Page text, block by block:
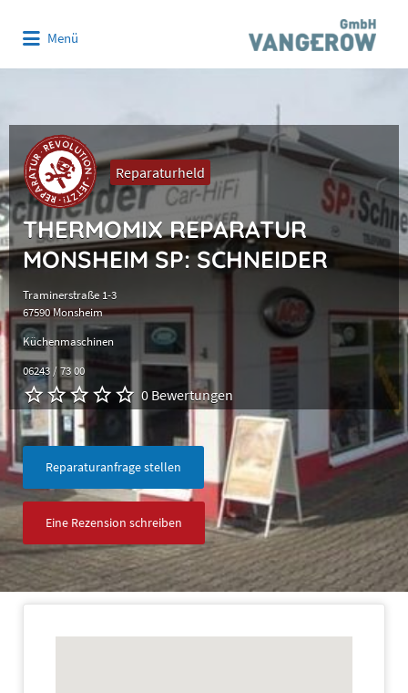
Menü
Reparaturheld
THERMOMIX REPARATUR
MONSHEIM SP: SCHNEIDER
Traminerstraße 1-3
67590 Monsheim
Küchenmaschinen
06243 / 73 00
0 Bewertungen
Reparaturanfrage stellen
Eine Rezension schreiben